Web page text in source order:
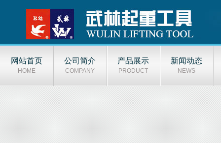
网站首页
HOME
公司简介
COMPANY
产品展示
PRODUCT
新闻动态
NEWS